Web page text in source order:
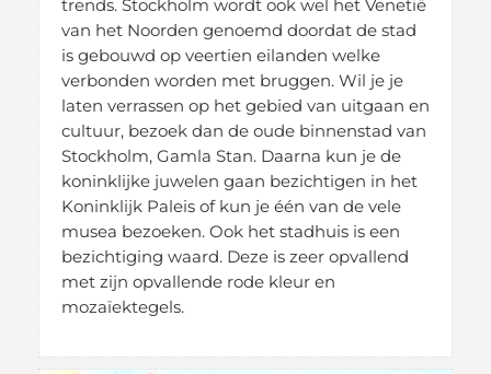
trends. Stockholm wordt ook wel het Venetië
van het Noorden genoemd doordat de stad
is gebouwd op veertien eilanden welke
verbonden worden met bruggen. Wil je je
laten verrassen op het gebied van uitgaan en
cultuur, bezoek dan de oude binnenstad van
Stockholm, Gamla Stan. Daarna kun je de
koninklijke juwelen gaan bezichtigen in het
Koninklijk Paleis of kun je één van de vele
musea bezoeken. Ook het stadhuis is een
bezichtiging waard. Deze is zeer opvallend
met zijn opvallende rode kleur en
mozaïektegels.